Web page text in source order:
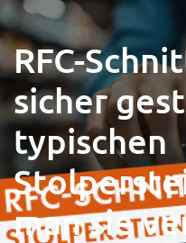
RFC-
sicher
typischen
man sie